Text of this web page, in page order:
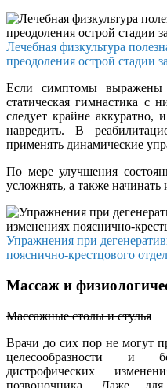
Лечебная физкультура
преодоления острой стадии
Если симптомы выражены
статическая гимнастика с
следует крайне аккуратно,
навредить. В
применять динамические
По мере улучшения
усложнять, а также начинать
Упражнения при
пояснично-крестцового
Массаж и
Массажные столы и стулья
Врачи до сих пор не могут
целесообразности и
дистрофических
позвоночника. Даже